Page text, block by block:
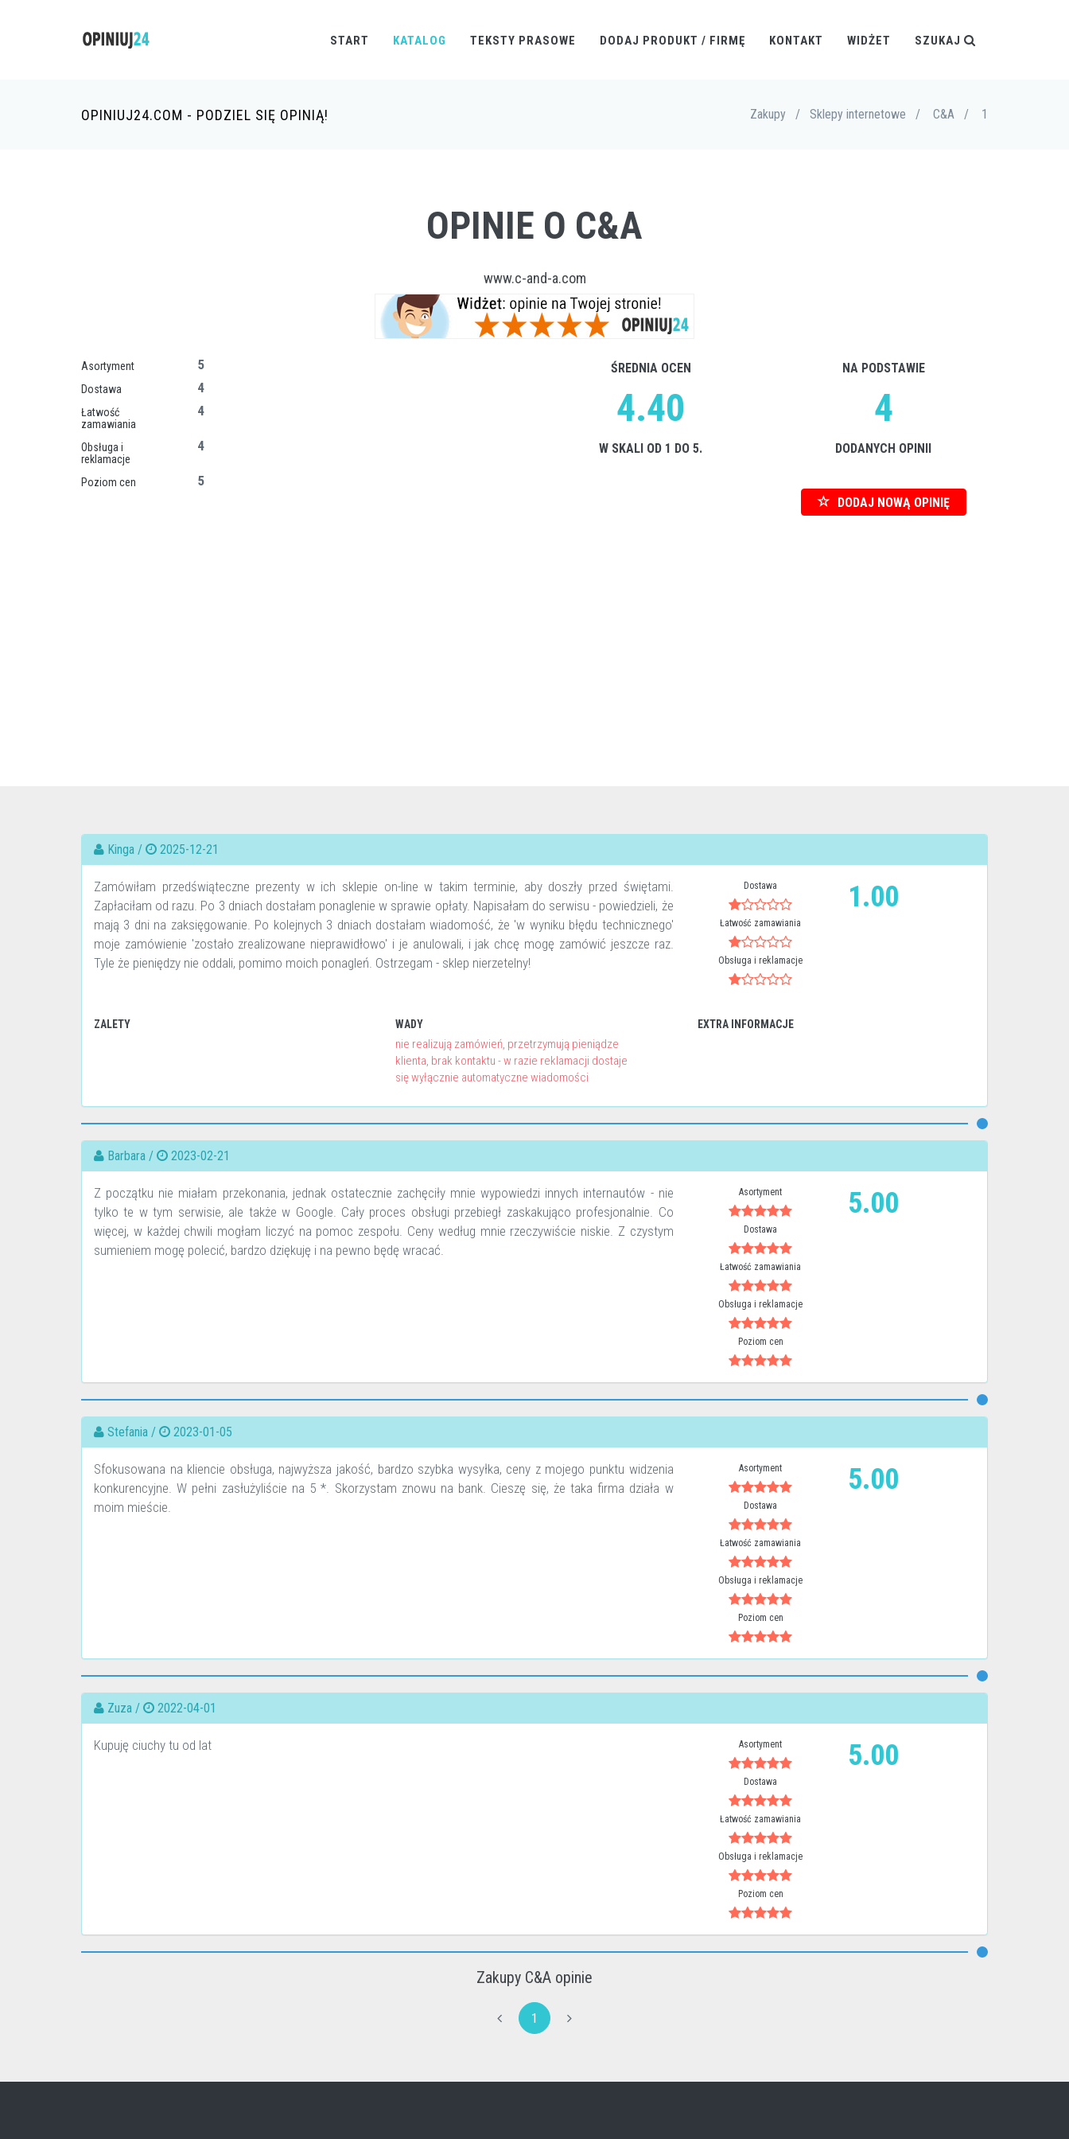
START KATALOG TEKSTY PRASOWE DODAJ PRODUKT / FIRMĘ KONTAKT WIDŻET SZUKAJ
OPINIUJ24.COM - PODZIEL SIĘ OPINIĄ! Zakupy / Sklepy internetowe / C&A / 1
OPINIE O C&A
www.c-and-a.com
Asortyment 5
Dostawa 4
Łatwość
zamawiania
4
Obsługa i
reklamacje
4
Poziom cen 5
ŚREDNIA OCEN
4.40
W SKALI OD 1 DO 5.
NA PODSTAWIE
4
DODANYCH OPINII
DODAJ NOWĄ OPINIĘ
Kinga / 2025-12-21
Zamówiłam przedświąteczne prezenty w ich sklepie on-line w takim terminie, aby doszły przed świętami.
Zapłaciłam od razu. Po 3 dniach dostałam ponaglenie w sprawie opłaty. Napisałam do serwisu - powiedzieli, że
mają 3 dni na zaksięgowanie. Po kolejnych 3 dniach dostałam wiadomość, że 'w wyniku błędu technicznego'
moje zamówienie 'zostało zrealizowane nieprawidłowo' i je anulowali, i jak chcę mogę zamówić jeszcze raz.
Tyle że pieniędzy nie oddali, pomimo moich ponagleń. Ostrzegam - sklep nierzetelny!
Dostawa
Łatwość zamawiania
Obsługa i reklamacje
1.00
ZALETY WADY
nie realizują zamówień, przetrzymują pieniądze
klienta, brak kontaktu - w razie reklamacji dostaje
się wyłącznie automatyczne wiadomości
EXTRA INFORMACJE
Barbara / 2023-02-21
Z początku nie miałam przekonania, jednak ostatecznie zachęciły mnie wypowiedzi innych internautów - nie
tylko te w tym serwisie, ale także w Google. Cały proces obsługi przebiegł zaskakująco profesjonalnie. Co
więcej, w każdej chwili mogłam liczyć na pomoc zespołu. Ceny według mnie rzeczywiście niskie. Z czystym
sumieniem mogę polecić, bardzo dziękuję i na pewno będę wracać.
Asortyment
Dostawa
Łatwość zamawiania
Obsługa i reklamacje
Poziom cen
5.00
Stefania / 2023-01-05
Sfokusowana na kliencie obsługa, najwyższa jakość, bardzo szybka wysyłka, ceny z mojego punktu widzenia
konkurencyjne. W pełni zasłużyliście na 5 *. Skorzystam znowu na bank. Cieszę się, że taka firma działa w
moim mieście.
Asortyment
Dostawa
Łatwość zamawiania
Obsługa i reklamacje
Poziom cen
5.00
Zuza / 2022-04-01
Kupuję ciuchy tu od lat Asortyment
Dostawa
Łatwość zamawiania
Obsługa i reklamacje
Poziom cen
5.00
Zakupy C&A opinie
1